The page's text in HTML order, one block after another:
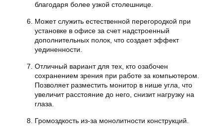
благодаря более узкой столешнице.
Может служить естественной перегородкой при
установке в офисе за счет надстроенный
дополнительных полок, что создает эффект
уединенности.
Отличный вариант для тех, кто озабочен
сохранением зрения при работе за компьютером.
Позволяет разместить монитор в нише угла, что
увеличит расстояние до него, снизит нагрузку на
глаза.
Громоздкость из-за монолитности конструкций.